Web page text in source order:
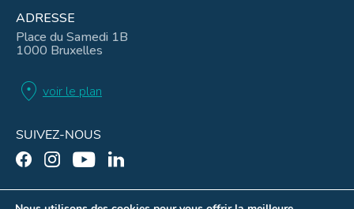
ADRESSE
Place du Samedi 1B
1000 Bruxelles
location_on voir le plan
SUIVEZ-NOUS